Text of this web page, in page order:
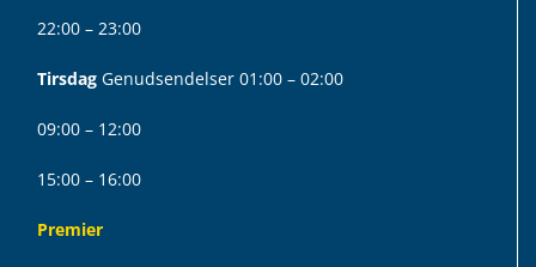
22:00 – 23:00
Tirsdag Genudsendelser 01:00 – 02:00
09:00 – 12:00
15:00 – 16:00
Premier